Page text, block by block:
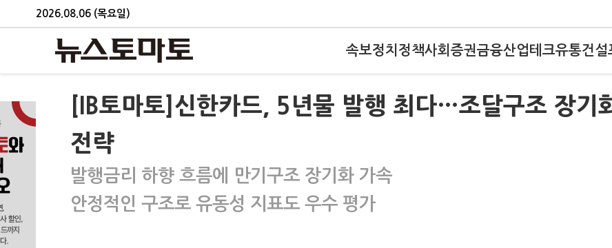
2026.08.06 (목요일)
속보정치 정책사회 증권금융산업테크유통건설
[IB토마토]신한카드, 5년물 발행 최다…조달구조 장기
전략
발행금리 하향 흐름에 만기구조 장기화 가속
안정적인 구조로 유동성 지표도 우수 평가